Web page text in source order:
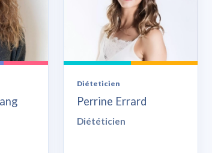
Diéteticien
Perrine Errard
Diététicien